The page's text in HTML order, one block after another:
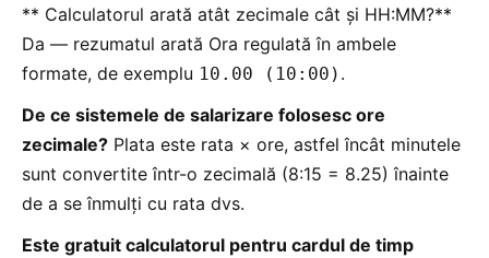
** Calculatorul arată atât zecimale cât și HH:MM?**
Da — rezumatul arată Ora regulată în ambele
formate, de exemplu 10.00 (10:00) .
De ce sistemele de salarizare folosesc ore
zecimale? Plata este rata × ore, astfel încât minutele
sunt convertite într-o zecimală (8:15 = 8.25) înainte
de a se înmulți cu rata dvs.
Este gratuit calculatorul pentru cardul de timp